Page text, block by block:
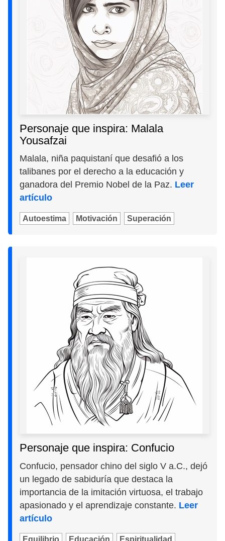
Personaje que inspira: Malala
Yousafzai
Malala, niña paquistaní que desafió a los
talibanes por el derecho a la educación y
ganadora del Premio Nobel de la Paz. Leer
artículo
Autoestima Motivación Superación
Personaje que inspira: Confucio
Confucio, pensador chino del siglo V a.C., dejó
un legado de sabiduría que destaca la
importancia de la imitación virtuosa, el trabajo
apasionado y el aprendizaje constante. Leer
artículo
Equilibrio Educación Espiritualidad